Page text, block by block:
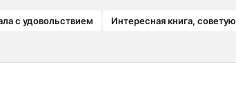
с удовольствием
Интересная книга, советую